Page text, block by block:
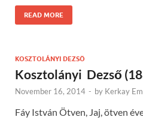
READ MORE
KOSZTOLÁNYI DEZSÖ
Kosztolányi Dezső
November 16, 2014 - by Kerkay
Fáy István Ötven, Jaj, ötven